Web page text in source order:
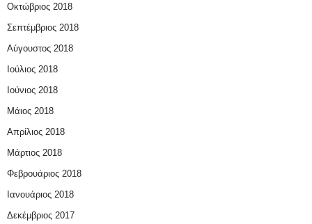
Οκτώβριος 2018
Σεπτέμβριος 2018
Αύγουστος 2018
Ιούλιος 2018
Ιούνιος 2018
Μάιος 2018
Απρίλιος 2018
Μάρτιος 2018
Φεβρουάριος 2018
Ιανουάριος 2018
Δεκέμβριος 2017